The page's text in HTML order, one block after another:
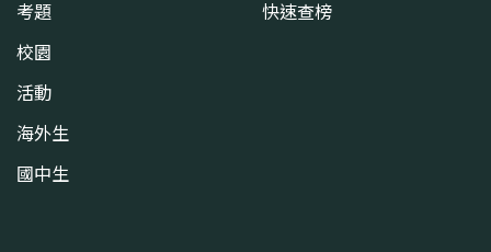
考題
校園
活動
海外生
國中生
快速查榜